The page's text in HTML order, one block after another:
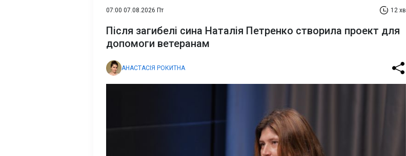
07:00 07.08.2026 Пт 12 хв
Після загибелі сина Наталія Петренко створила проект для
допомоги ветеранам
АНАСТАСІЯ РОКИТНА